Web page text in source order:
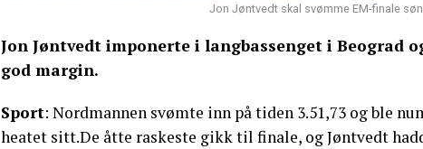
Jon Jøntvedt skal svømme EM-finale
Jon Jøntvedt imponerte i langbassenget i Beograd
god margin.
Sport: Nordmannen svømte inn på tiden 3.51,73 og ble
heatet sitt.De åtte raskeste gikk til finale, og Jøntvedt